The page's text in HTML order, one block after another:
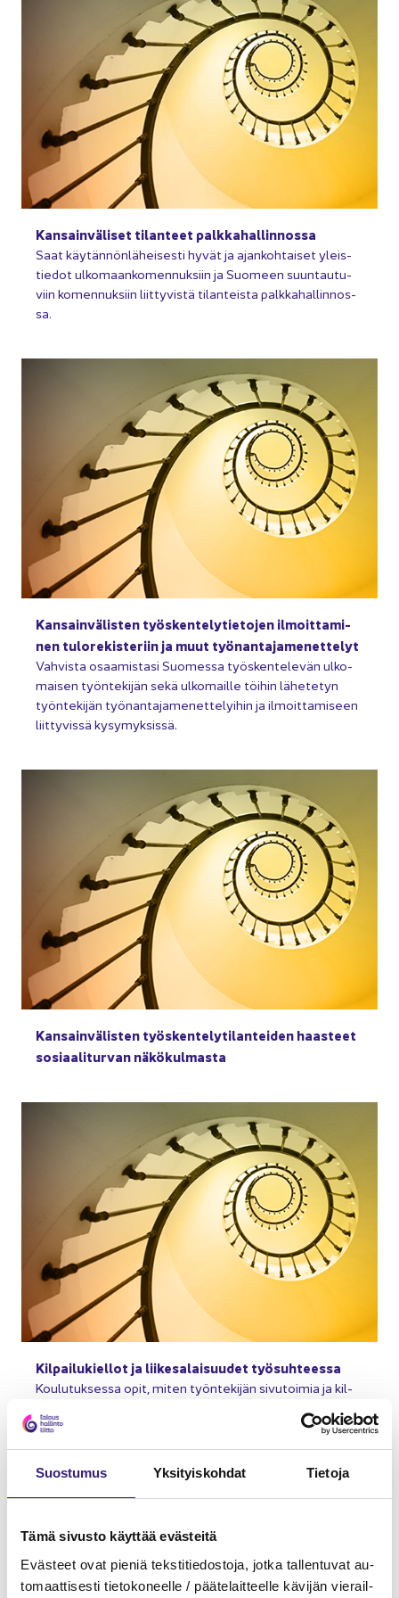
Suos­tu­mus Yk­si­tyis­koh­dat Tie­to­ja
Tämä si­vus­to käyt­tää eväs­tei­tä
Eväs­teet ovat pie­niä teks­ti­tie­dos­to­ja, jotka tal­len­tu­vat au­
to­maat­ti­ses­ti tie­to­ko­neel­le / pää­te­lait­teel­le kä­vi­jän vie­rail­
Kan­sain­vä­li­set ti­lan­teet palk­ka­hal­lin­nos­sa
Saat käy­tän­nön­lä­hei­ses­ti hyvät ja ajan­koh­tai­set yleis­
tie­dot ul­ko­maan­ko­men­nuk­siin ja Suo­meen suun­tau­tu­
viin ko­men­nuk­siin liit­ty­vis­tä ti­lan­teis­ta palk­ka­hal­lin­nos­
sa.
Kan­sain­vä­lis­ten työs­ken­te­ly­tie­to­jen il­moit­ta­mi­
nen tu­lo­re­kis­te­riin ja muut työ­nan­ta­ja­me­net­te­lyt
Vah­vis­ta osaa­mis­ta­si Suo­mes­sa työs­ken­te­le­vän ul­ko­
mai­sen työn­te­ki­jän sekä ul­ko­mail­le töi­hin lä­he­te­tyn
työn­te­ki­jän työ­nan­ta­ja­me­net­te­lyi­hin ja il­moit­ta­mi­seen
liit­ty­vis­sä ky­sy­myk­sis­sä.
Kan­sain­vä­lis­ten työs­ken­te­ly­ti­lan­tei­den haas­teet
so­si­aa­li­tur­van nä­kö­kul­mas­ta
Kil­pai­lu­kiel­lot ja lii­ke­sa­lai­suu­det työ­suh­tees­sa
Kou­lu­tuk­ses­sa opit, miten työn­te­ki­jän si­vu­toi­mia ja kil­
työ­nan­ta­ja voi suo­ja­ta lii­ke­sa­lai­suuk­si­aan.